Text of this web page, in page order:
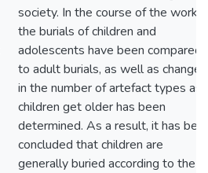
society. In the course of the work,
the burials of children and
adolescents have been compared
to adult burials, as well as changes
in the number of artefact types as
children get older has been
determined. As a result, it has
concluded that children are
generally buried according to the